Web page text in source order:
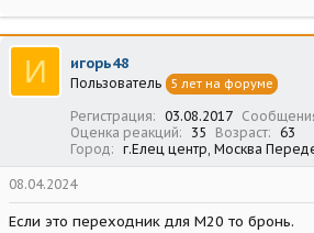
И игорь48
Пользователь 5 лет на форуме
Регистрация 03.08.2017
Оценка реакций
35 Возраст
63
Город
г.Елец центр, Москва
08.04.2024
Если это переходник для М20 то бронь.